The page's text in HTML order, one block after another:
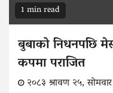
1 min read
बुबाको निधनपछि
कपमा पराजित
२०८३ श्रावण २५, सोमवार